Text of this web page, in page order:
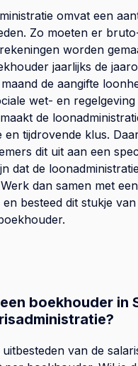
omvat een
Zo moeten er
worden
jaarlijks de
de aangifte
wet- en
de
en tijdrovende klus.
dit uit aan een
dat de
dan samen met
besteed dit stukje
boekhouder in
van de